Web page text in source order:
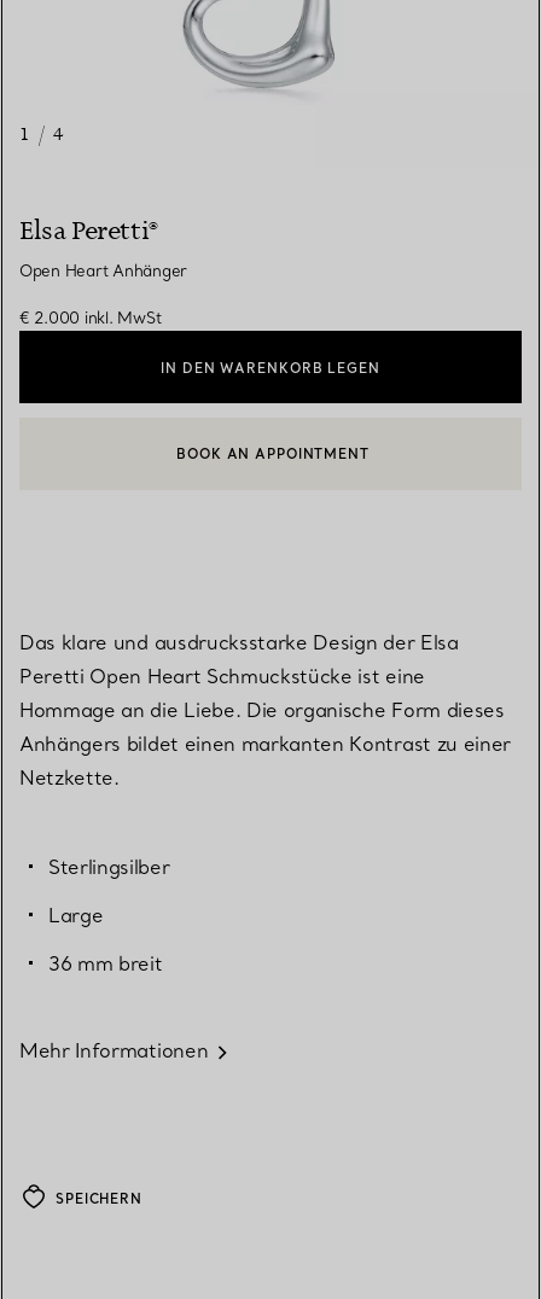
1 / 4
Elsa Peretti®
Open Heart Anhänger
€ 2.000 inkl. MwSt
IN DEN WARENKORB LEGEN
EINEN KUNDENBERATER KONTAKTIEREN ODER EINEN
BOOK AN APPOINTMENT
Das klare und ausdrucksstarke Design der Elsa
Peretti Open Heart Schmuckstücke ist eine
Hommage an die Liebe. Die organische Form dieses
Anhängers bildet einen markanten Kontrast zu einer
Netzkette.
Sterlingsilber
Large
36 mm breit
Mehr Informationen
SPEICHERN